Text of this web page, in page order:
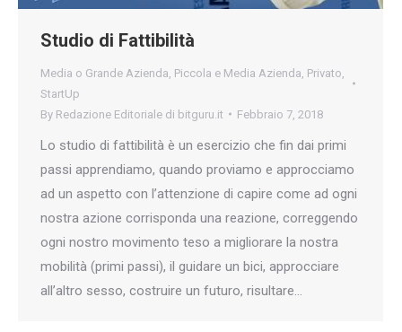
Studio di Fattibilità
Media o Grande Azienda Piccola e Media Azienda Privato
StartUp
By Redazione Editoriale di bitguru.it Febbraio 7, 2018
Lo studio di fattibilità è un esercizio che fin dai primi
passi apprendiamo, quando proviamo e approcciamo
ad un aspetto con l’attenzione di capire come ad ogni
nostra azione corrisponda una reazione, correggendo
ogni nostro movimento teso a migliorare la nostra
mobilità (primi passi), il guidare un bici, approcciare
all’altro sesso, costruire un futuro, risultare…